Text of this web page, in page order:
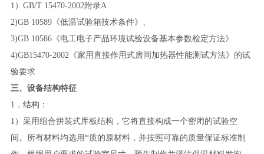
1）GB/T 15470-2002附录A
2)GB 10589《低温试验箱技术条件》、
3)GB 10586《电工电子产品环境试验设备基本参数检定方法》
4)GB15470-2002《家用直接作用式房间加热器性能测试方法》的试
验要求
三、设备结构特征
1．结构：
1）采用组合拼装式库板结构，它将直接构成一个密闭的试验空
间。所有材料均选用*质的原材料，并按照可靠的质量保证标准制